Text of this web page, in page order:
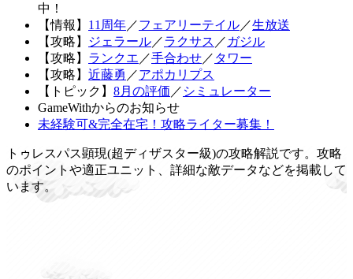
中！
【情報】 11周年／フェアリーテイル／生放送
【攻略】
ジェラール／ラクサス ／ ガジル
【攻略】 ランクエ ／手合わせ／ タワー
【攻略】 近藤勇 ／アポカリプス
【トピック】 8月の評価 ／ シミュレーター
GameWithからのお知らせ
未経験可&完全在宅！攻略ライター募集！
トゥレスパス顕現(超ディザスター級)の攻略解説です。攻略
のポイントや適正ユニット、詳細な敵データなどを掲載して
います。